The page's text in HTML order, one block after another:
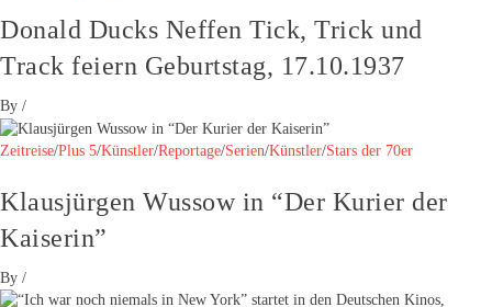
Donald Ducks Neffen Tick, Trick und
Track feiern Geburtstag, 17.10.1937
By /
Zeitreise/Plus 5/Künstler/Reportage/Serien/Künstler/Stars der 70er
Klausjürgen Wussow in “Der Kurier der
Kaiserin”
By /